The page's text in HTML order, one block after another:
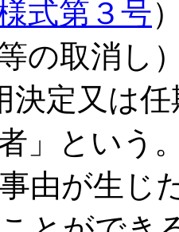
式第３号
の取消し
定又は任
者」とい
由が生じ